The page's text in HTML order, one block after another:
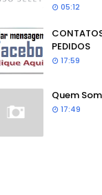
05:12
PEDIDOS
17:59
Quem
17:49